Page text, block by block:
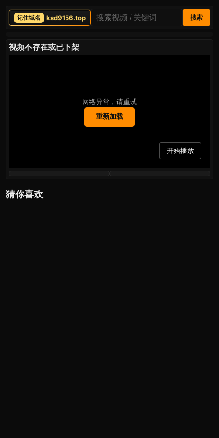
ksd9156.top 搜索
视频不存在或已下架
网络异常，请重试
重新加载
开始播放
猜你喜欢